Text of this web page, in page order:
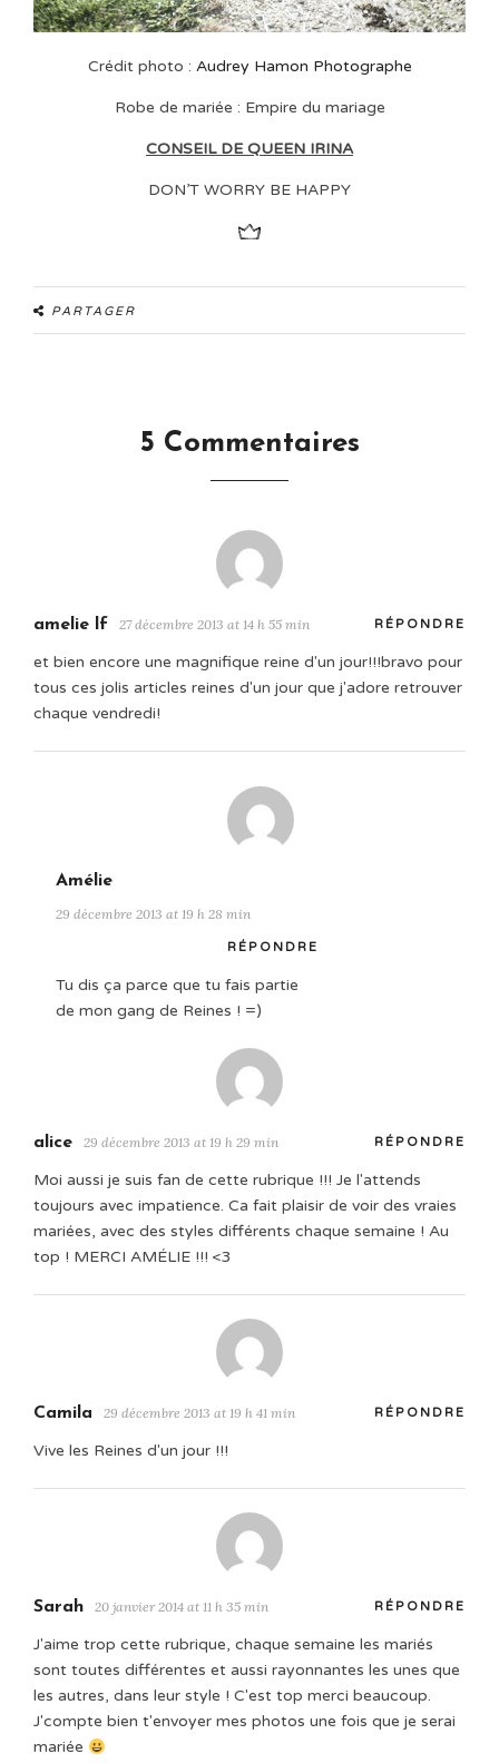
Crédit photo : Audrey Hamon Photographe
Robe de mariée : Empire du mariage
CONSEIL DE QUEEN IRINA
DON’T WORRY BE HAPPY
PARTAGER
5 Commentaires
amelie lf 27 décembre 2013 at 14 h 55 min RÉPONDRE
et bien encore une magnifique reine d'un jour!!!bravo pour
tous ces jolis articles reines d'un jour que j'adore retrouver
chaque vendredi!
Amélie
29 décembre 2013 at 19 h 28 min
RÉPONDRE
Tu dis ça parce que tu fais partie
de mon gang de Reines ! =)
alice 29 décembre 2013 at 19 h 29 min RÉPONDRE
Moi aussi je suis fan de cette rubrique !!! Je l'attends
toujours avec impatience. Ca fait plaisir de voir des vraies
mariées, avec des styles différents chaque semaine ! Au
top ! MERCI AMÉLIE !!! <3
Camila 29 décembre 2013 at 19 h 41 min RÉPONDRE
Vive les Reines d'un jour !!!
Sarah 20 janvier 2014 at 11 h 35 min RÉPONDRE
J'aime trop cette rubrique, chaque semaine les mariés
sont toutes différentes et aussi rayonnantes les unes que
les autres, dans leur style ! C'est top merci beaucoup.
J'compte bien t'envoyer mes photos une fois que je serai
mariée